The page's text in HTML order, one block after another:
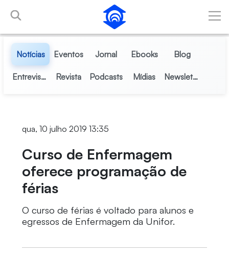
Pular para o Conteúdo principal
Notícias Eventos Jornal Ebooks Blog
Entrevistas Revista Podcasts Mídias Newsletter
qua, 10 julho 2019 13:35
Curso de Enfermagem
oferece programação de
férias
O curso de férias é voltado para alunos e
egressos de Enfermagem da Unifor.